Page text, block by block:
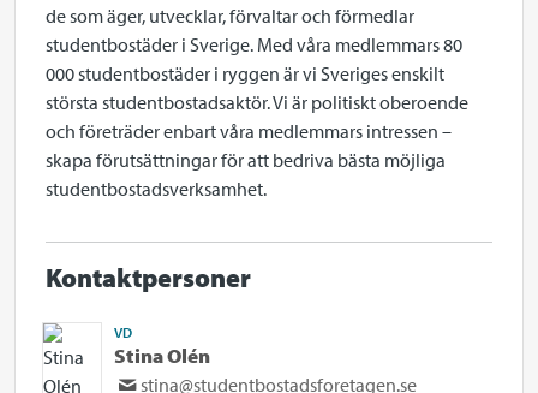
de som äger, utvecklar, förvaltar och förmedlar
studentbostäder i Sverige. Med våra medlemmars 80
000 studentbostäder i ryggen är vi Sveriges enskilt
största studentbostadsaktör. Vi är politiskt oberoende
och företräder enbart våra medlemmars intressen –
skapa förutsättningar för att bedriva bästa möjliga
studentbostadsverksamhet.
Kontaktpersoner
VD
Stina Olén
stina@studentbostadsforetagen.se